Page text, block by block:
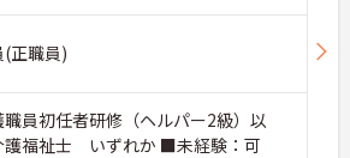
(正職員)
員初任者研修（ヘルパー2級）以
護福祉士 いずれか ■未経験：可